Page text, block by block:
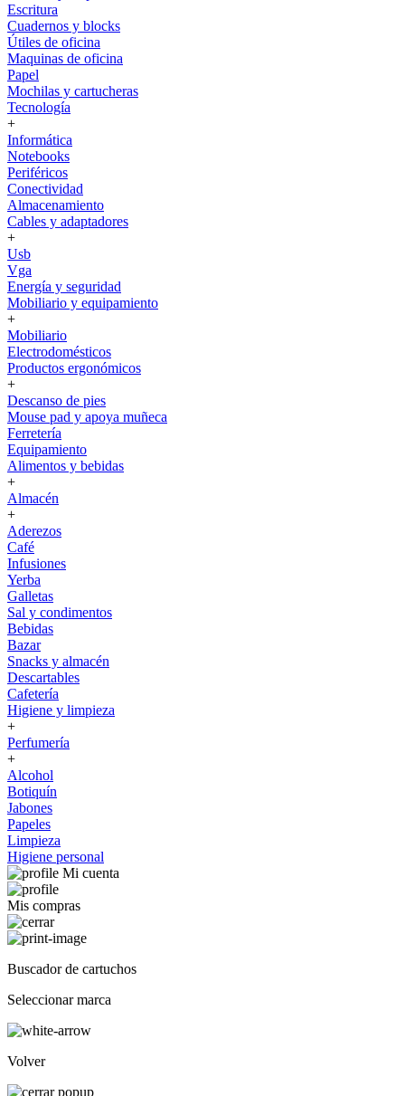
Escritura
Cuadernos y blocks
Útiles de oficina
Maquinas de oficina
Papel
Mochilas y cartucheras
Tecnología
+
Informática
Notebooks
Periféricos
Conectividad
Almacenamiento
Cables y adaptadores
+
Usb
Vga
Energía y seguridad
Mobiliario y equipamiento
+
Mobiliario
Electrodomésticos
Productos ergonómicos
+
Descanso de pies
Mouse pad y apoya muñeca
Ferretería
Equipamiento
Alimentos y bebidas
+
Almacén
+
Aderezos
Café
Infusiones
Yerba
Galletas
Sal y condimentos
Bebidas
Bazar
Snacks y almacén
Descartables
Cafetería
Higiene y limpieza
+
Perfumería
+
Alcohol
Botiquín
Jabones
Papeles
Limpieza
Higiene personal
Mi cuenta
Mis compras
Buscador de cartuchos
Seleccionar marca
Volver